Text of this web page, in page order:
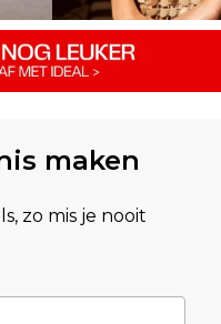
maken
zo mis je nooit